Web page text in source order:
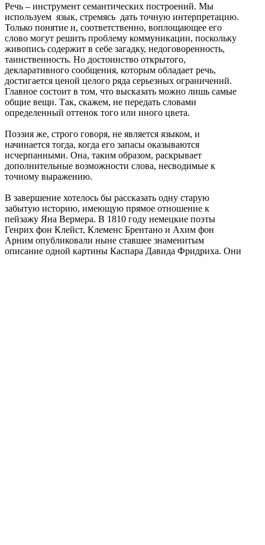
Речь – инструмент семантических построений. Мы
используем язык, стремясь дать точную интерпретацию.
Только понятие и, соответственно, воплощающее его
слово могут решить проблему коммуникации, поскольку
живопись содержит в себе загадку, недоговоренность,
таинственность. Но достоинство открытого,
декларативного сообщения, которым обладает речь,
достигается ценой целого ряда серьезных ограничений.
Главное состоит в том, что высказать можно лишь самые
общие вещи. Так, скажем, не передать словами
определенный оттенок того или иного цвета.
Поэзия же, строго говоря, не является языком, и
начинается тогда, когда его запасы оказываются
исчерпанными. Она, таким образом, раскрывает
дополнительные возможности слова, несводимые к
точному выражению.
В завершение хотелось бы рассказать одну старую
забытую историю, имеющую прямое отношение к
пейзажу Яна Вермера. В 1810 году немецкие поэты
Генрих фон Клейст, Клеменс Брентано и Ахим фон
Арним опубликовали ныне ставшее знаменитым
описание одной картины Каспара Давида Фридриха. Они